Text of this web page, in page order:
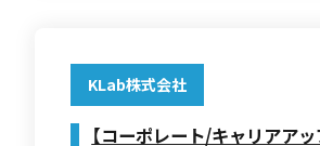
KLab株式会社
【コーポレート/キャリアアッ